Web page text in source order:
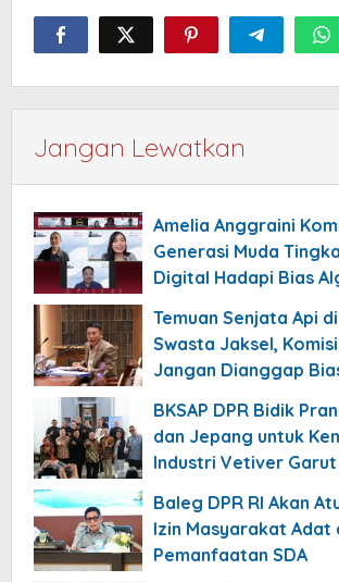
Jangan Lewatkan
Amelia Anggraini
Generasi Muda
Digital Hadapi Bias
Temuan Senjata Api
Swasta Jaksel, Komisi
Jangan Dianggap
BKSAP DPR Bidik
dan Jepang untuk
Industri Vetiver Garut
Baleg DPR RI Akan
Izin Masyarakat Adat
Pemanfaatan SDA